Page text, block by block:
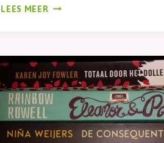
LEES MEER DAUWTRAPPEN